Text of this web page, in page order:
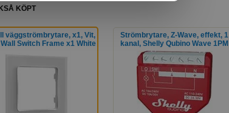
KÖPT
väggströmbrytare, x1, Vit,
Switch Frame x1 White
Strömbrytare, Z-Wave, effekt, 1
kanal, Shelly Qubino Wave 1PM